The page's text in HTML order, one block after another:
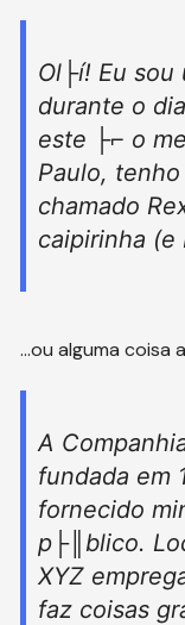
Ol├í! Eu sou
durante o
este ├⌐ o
Paulo,
chamado
caipirinha (e
…ou alguma coisa
A
fundada em
fornecido
p├║blico.
XYZ
faz coisas